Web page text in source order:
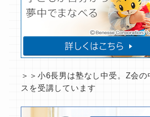
＞＞小6長男は塾なし中受。Z会の
スを受講しています